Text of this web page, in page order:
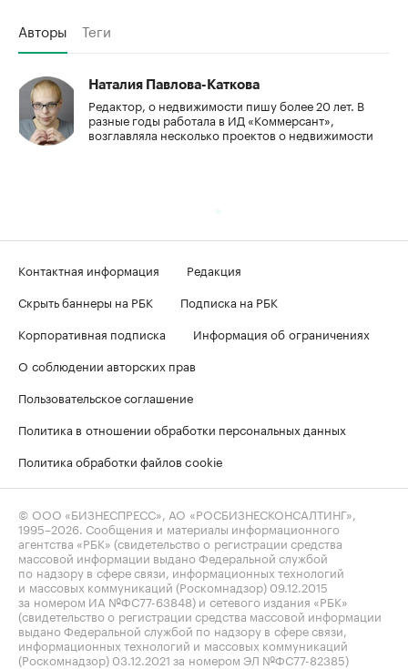
Авторы Теги
Наталия Павлова-Каткова
Редактор, о недвижимости пишу более 20 лет. В
разные годы работала в ИД «Коммерсант»,
возглавляла несколько проектов о недвижимости
Контактная информация
Редакция
Скрыть баннеры на РБК
Подписка на РБК
Корпоративная подписка
Информация об ограничениях
О соблюдении авторских прав
Пользовательское соглашение
Политика в отношении обработки персональных данных
Политика обработки файлов cookie
© ООО «БИЗНЕСПРЕСС», АО «РОСБИЗНЕСКОНСАЛТИНГ»,
1995–2026 . Сообщения и материалы информационного
агентства «РБК» (свидетельство о регистрации средства
массовой информации выдано Федеральной службой
по надзору в сфере связи, информационных технологий
и массовых коммуникаций (Роскомнадзор) 09.12.2015
за номером ИА №ФС77-63848) и сетевого издания «РБК»
(свидетельство о регистрации средства массовой информации
выдано Федеральной службой по надзору в сфере связи,
информационных технологий и массовых коммуникаций
(Роскомнадзор) 03.12.2021 за номером ЭЛ №ФС77-82385)